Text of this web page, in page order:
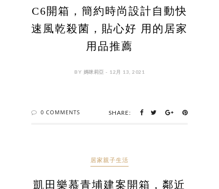
C6開箱，簡約時尚設計自動快
速風乾殺菌，貼心好 用的居家
用品推薦
BY 媽咪莉亞 - 12月 13, 2021
0 COMMENTS SHARE:
居家親子生活
凱田樂慕青埔建案開箱，鄰近